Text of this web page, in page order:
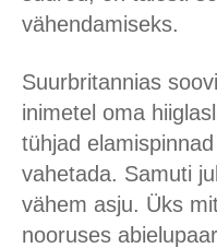
vähendamiseks.
Suurbritannias
inimetel oma
tühjad
vahetada. Samuti
vähem asju. Üks
nooruses